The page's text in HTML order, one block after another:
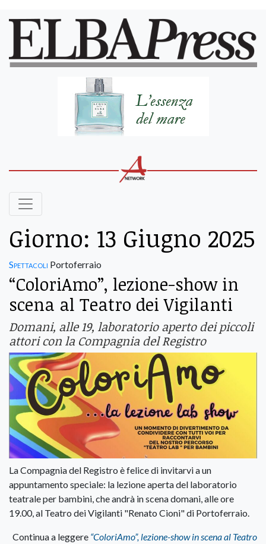
Giorno: 13 Giugno 2025
Spettacoli Portoferraio
“ColoriAmo”, lezione-show in
scena al Teatro dei Vigilanti
Domani, alle 19, laboratorio aperto dei piccoli
attori con la Compagnia del Registro
La Compagnia del Registro è felice di invitarvi a un
appuntamento speciale: la lezione aperta del laboratorio
teatrale per bambini, che andrà in scena domani, alle ore
19.00, al Teatro dei Vigilanti "Renato Cioni" di Portoferraio.
Continua a leggere “ColoriAmo”, lezione-show in scena al Teatro